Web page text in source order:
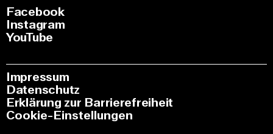
Facebook
Instagram
YouTube
Impressum
Datenschutz
Erklärung zur Barrierefreiheit
Cookie-Einstellungen